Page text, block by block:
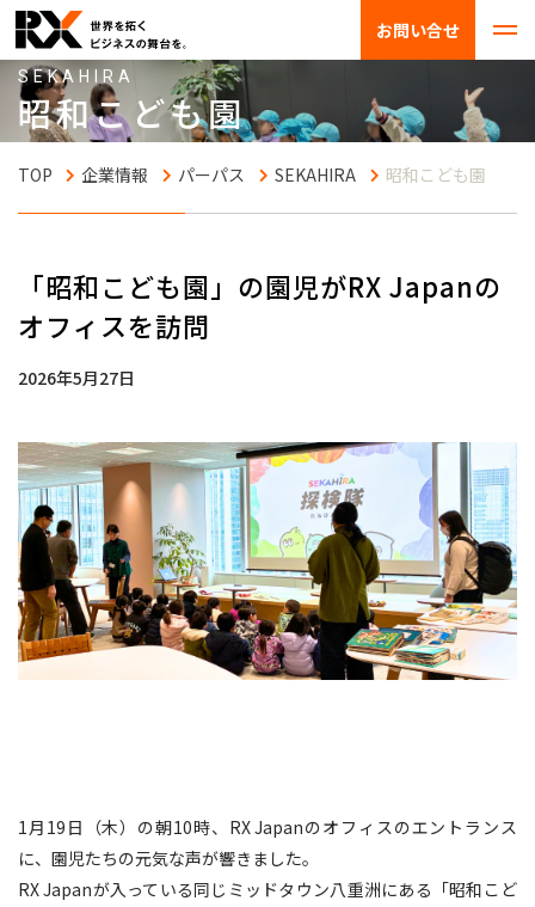
お問い合せ
SEKAHIRA
昭和こども園
企業情報 パーパス SEKAHIRA 昭和こども園
「昭和こども園」の園児がRX Japanの
オフィスを訪問
2026年5月27日
1月19日（木）の朝10時、RX Japanのオフィスのエントランス
に、園児たちの元気な声が響きました。
RX Japanが入っている同じミッドタウン八重洲にある「昭和こど